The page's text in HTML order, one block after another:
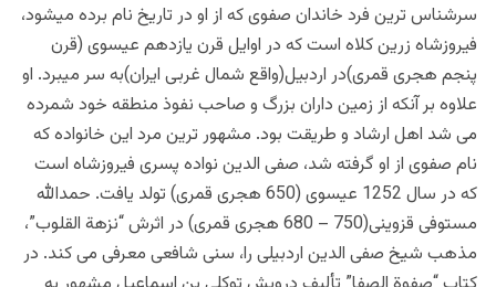
سرشناس ترین فرد خاندان صفوی که از او در تاریخ نام برده میشود،
فیروزشاه زرین کلاه است که در اوایل قرن یازدهم عیسوی (قرن
پنجم هجری قمری)در اردبیل(واقع شمال غربی ایران)به سر میبرد. او
علاوه بر آنکه از زمین داران بزرگ و صاحب نفوذ منطقه خود شمرده
می شد اهل ارشاد و طریقت بود. مشهور ترین مرد این خانواده که
نام صفوی از او گرفته شد، صفی الدین نواده پسری فیروزشاه است
که در سال 1252 عیسوی (650 هجری قمری) تولد یافت.
حمدالله
مستوفی قزوینی(750 – 680 هجری قمری) در اثرش “نزهة القلوب”،
مذهب شیخ صفی الدین اردبیلی را، سنی شافعی معرفی می کند. در